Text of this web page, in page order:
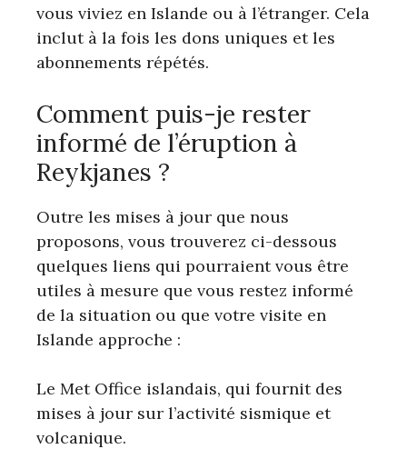
vous viviez en Islande ou à l’étranger. Cela
inclut à la fois les dons uniques et les
abonnements répétés.
Comment puis-je rester
informé de l’éruption à
Reykjanes ?
Outre les mises à jour que nous
proposons, vous trouverez ci-dessous
quelques liens qui pourraient vous être
utiles à mesure que vous restez informé
de la situation ou que votre visite en
Islande approche :
Le Met Office islandais, qui fournit des
mises à jour sur l’activité sismique et
volcanique.